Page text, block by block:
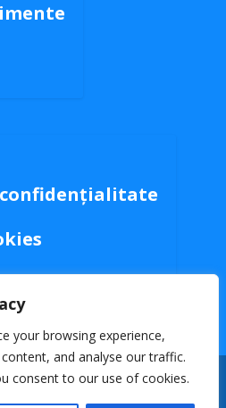
your browsing experience,
and analyse our traffic.
consent to our use of cookies.